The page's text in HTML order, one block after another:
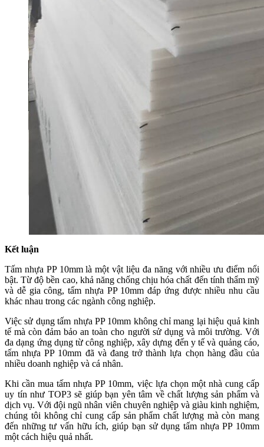
Kết luận
Tấm nhựa PP 10mm là một vật liệu đa năng với nhiều ưu điểm nổi
bật. Từ độ bền cao, khả năng chống chịu hóa chất đến tính thẩm mỹ
và dễ gia công, tấm nhựa PP 10mm đáp ứng được nhiều nhu cầu
khác nhau trong các ngành công nghiệp.
Việc sử dụng tấm nhựa PP 10mm không chỉ mang lại hiệu quả kinh
tế mà còn đảm bảo an toàn cho người sử dụng và môi trường. Với
đa dạng ứng dụng từ công nghiệp, xây dựng đến y tế và quảng cáo,
tấm nhựa PP 10mm đã và đang trở thành lựa chọn hàng đầu của
nhiều doanh nghiệp và cá nhân.
Khi cần mua tấm nhựa PP 10mm, việc lựa chọn một nhà cung cấp
uy tín như TOP3 sẽ giúp bạn yên tâm về chất lượng sản phẩm và
dịch vụ. Với đội ngũ nhân viên chuyên nghiệp và giàu kinh nghiệm,
chúng tôi không chỉ cung cấp sản phẩm chất lượng mà còn mang
đến những tư vấn hữu ích, giúp bạn sử dụng tấm nhựa PP 10mm
một cách hiệu quả nhất.